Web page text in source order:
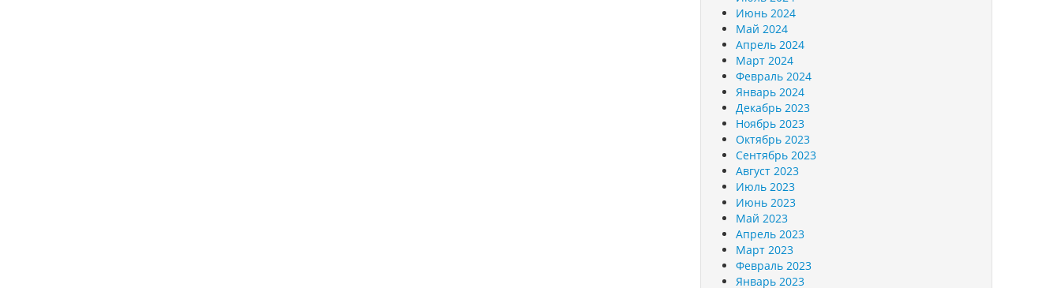
Июнь 2024
Май 2024
Апрель 2024
Март 2024
Февраль 2024
Январь 2024
Декабрь 2023
Ноябрь 2023
Октябрь 2023
Сентябрь 2023
Август 2023
Июль 2023
Июнь 2023
Май 2023
Апрель 2023
Март 2023
Февраль 2023
Январь 2023